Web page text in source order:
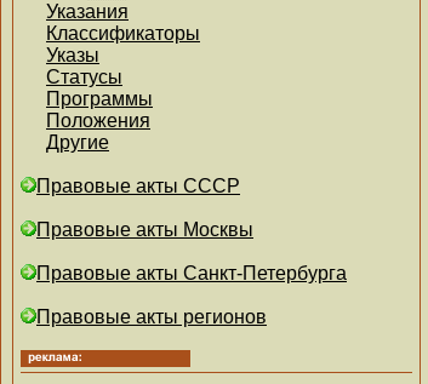
Указания
Классификаторы
Указы
Статусы
Программы
Положения
Другие
Правовые акты СССР
Правовые акты Москвы
Правовые акты Санкт-Петербурга
Правовые акты регионов